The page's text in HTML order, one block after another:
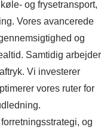
og frysetransport,
Vores avancerede
og
Samtidig arbejder
Vi investerer
vores ruter for
og